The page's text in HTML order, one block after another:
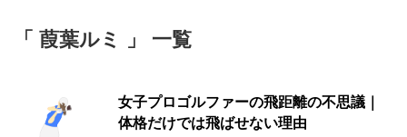
「 葭葉ルミ 」 一覧
女子プロゴルファーの飛距離の不思議｜
体格だけでは飛ばせない理由